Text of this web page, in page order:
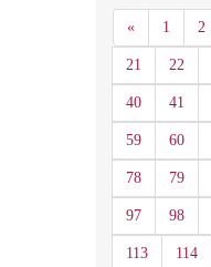
«Anterior
1 2
21 22
40 41
59 60
78 79
97 98
113 114